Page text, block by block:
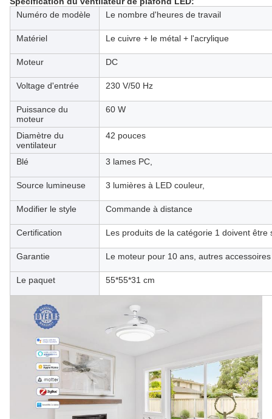
Numéro de modèle
Le nombre d'heures de travail
Matériel Le cuivre + le métal + l'acrylique
Moteur DC
Voltage d'entrée 230 V/50 Hz
Puissance du
moteur
60 W
Diamètre du
ventilateur
42 pouces
Blé 3 lames PC,
Source lumineuse 3 lumières à LED couleur,
Modifier le style Commande à distance
Certification Les produits de la catégorie 1 doivent
Garantie Le moteur pour 10 ans, autres
Le paquet 55*55*31 cm